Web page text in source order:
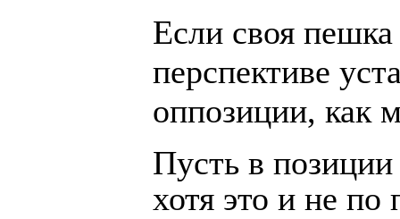
Если своя пешка
перспективе
оппозиции, как
Пусть в
хотя это и не